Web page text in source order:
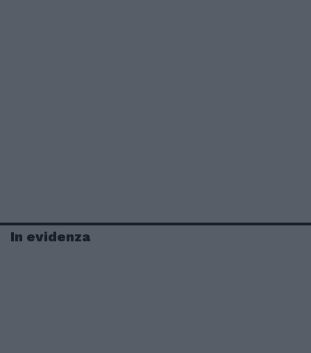
In evidenza